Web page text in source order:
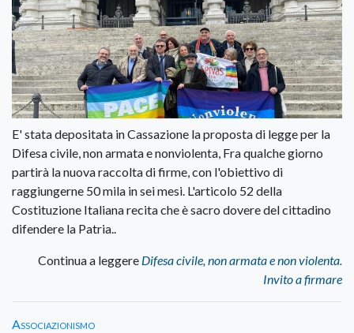
E' stata depositata in Cassazione la proposta di legge per la
Difesa civile, non armata e nonviolenta, Fra qualche giorno
partirà la nuova raccolta di firme, con l'obiettivo di
raggiungerne 50 mila in sei mesi. L'articolo 52 della
Costituzione Italiana recita che è sacro dovere del cittadino
difendere la Patria..
Continua a leggere Difesa civile, non armata e non violenta.
Invito a firmare
Associazionismo